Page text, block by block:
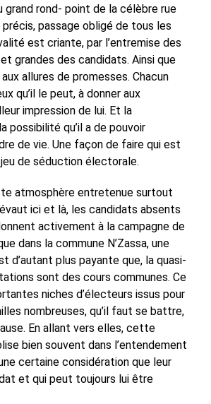
grand rond- point de la célèbre rue
passage obligé de tous les
est criante, par l’entremise des
grandes des candidats. Ainsi que
allures de promesses. Chacun
qu’il le peut, à donner aux
impression de lui. Et la
possibilité qu’il a de pouvoir
de vie. Une façon de faire qui est
de séduction électorale.
atmosphère entretenue surtout
ici et là, les candidats absents
activement à la campagne de
dans la commune N’Zassa, une
d’autant plus payante que, la quasi-
sont des cours communes. Ce
niches d’électeurs issus pour
nombreuses, qu’il faut se battre,
En allant vers elles, cette
bien souvent dans l’entendement
certaine considération que leur
et qui peut toujours lui être